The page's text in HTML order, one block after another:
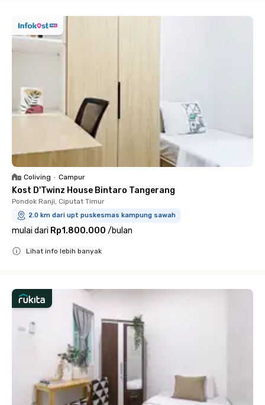
Coliving • Campur
Kost D'Twinz House Bintaro Tangerang
Pondok Ranji, Ciputat Timur
2.0 km dari upt puskesmas kampung sawah
mulai dari Rp1.800.000 /bulan
Lihat info lebih banyak